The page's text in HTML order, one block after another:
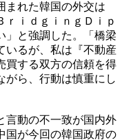
まれた韓国の外交は
ｒｉｄｇｉｎｇＤｉｐ
」と強調した。「橋梁
いるが、私は『不動産
買する双方の信頼を得
がら、行動は慎重にし
言動の不一致が国内外
国が今回の韓国政府の